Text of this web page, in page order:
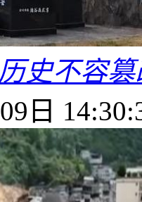
史不容
日